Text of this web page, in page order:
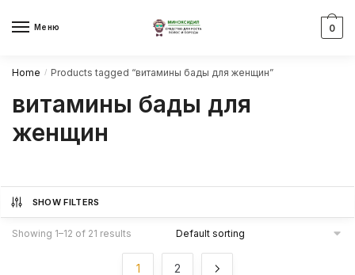
Меню 0
Home / Products tagged “витамины бады для женщин”
витамины бады для
женщин
SHOW FILTERS
Showing 1–12 of 21 results
1 2